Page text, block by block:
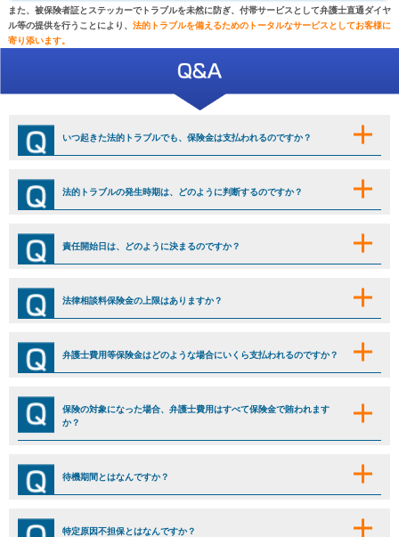
また、被保険者証とステッカーでトラブルを未然に防ぎ、付帯サービスとして弁護士直通ダイヤ
ル等の提供を行うことにより、 法的トラブルを備えるためのトータルなサービスとしてお客様に
寄り添います。
いつ起きた法的トラブルでも、保険金は支払われるのですか？
法的トラブルの発生時期は、どのように判断するのですか？
責任開始日は、どのように決まるのですか？
法律相談料保険金の上限はありますか？
弁護士費用等保険金はどのような場合にいくら支払われるのですか？
保険の対象になった場合、弁護士費用はすべて保険金で賄われます
か？
待機期間とはなんですか？
特定原因不担保とはなんですか？